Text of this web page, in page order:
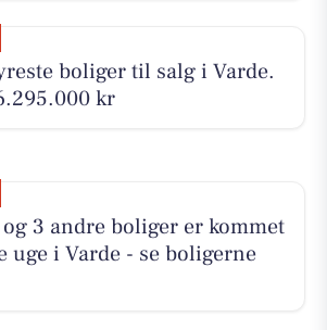
boliger til salg i Varde.
kr
3 andre boliger er kommet
uge i Varde - se boligerne